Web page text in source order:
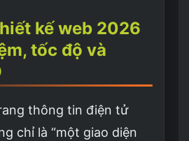
kế web 2026
tốc độ và
thông tin điện tử
chỉ là “một giao diện